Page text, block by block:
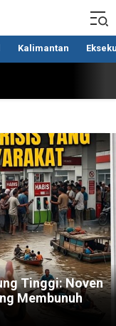
Kalimantan
Tinggi: Noven
Membunuh